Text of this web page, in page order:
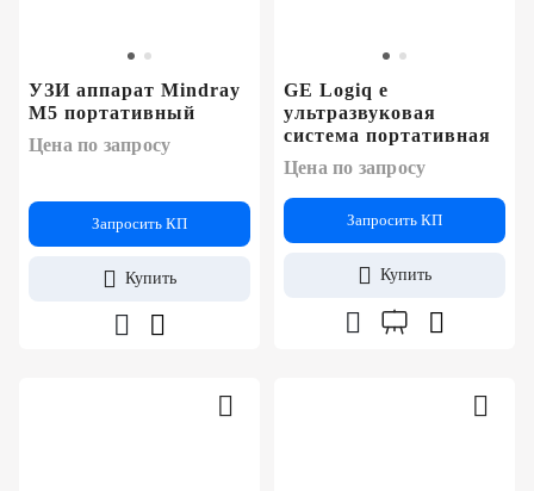
УЗИ аппарат Mindray
M5 портативный
Цена по запросу
Запросить КП
Купить
GE Logiq e
ультразвуковая
система портативная
Цена по запросу
Запросить КП
Купить